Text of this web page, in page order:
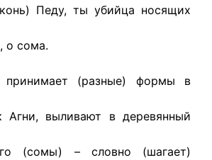
Педу, ты убийца носящих
о сома.
(разные) формы в
Агни, выливают в деревянный
(сомы) – словно (шагает)